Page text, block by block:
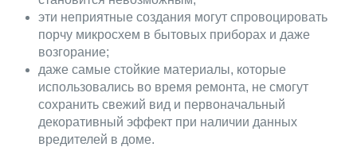
эти неприятные создания могут спровоцировать
порчу микросхем в бытовых приборах и даже
возгорание;
даже самые стойкие материалы, которые
использовались во время ремонта, не смогут
сохранить свежий вид и первоначальный
декоративный эффект при наличии данных
вредителей в доме.